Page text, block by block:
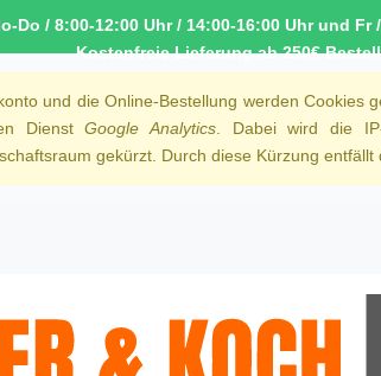
Do / 8:00-12:00 Uhr / 14:00-16:00 Uhr und
Kostenfreie Lieferung ab 250€
und die Online-Bestellung werden Cookies
DienstGoogle Analytics . Dabei wird die
gekürzt. Durch diese Kürzung entfällt